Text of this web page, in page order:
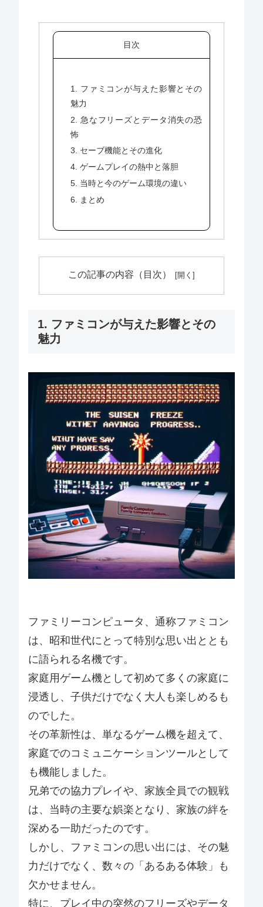
目次
1. ファミコンが与えた影響とその
魅力
2. 急なフリーズとデータ消失の恐
怖
3. セーブ機能とその進化
4. ゲームプレイの熱中と落胆
5. 当時と今のゲーム環境の違い
6. まとめ
この記事の内容（目次）
1. ファミコンが与えた影響とその
魅力
ファミリーコンピュータ、通称ファミコン
は、昭和世代にとって特別な思い出ととも
に語られる名機です。
家庭用ゲーム機として初めて多くの家庭に
浸透し、子供だけでなく大人も楽しめるも
のでした。
その革新性は、単なるゲーム機を超えて、
家庭でのコミュニケーションツールとして
も機能しました。
兄弟での協力プレイや、家族全員での観戦
は、当時の主要な娯楽となり、家族の絆を
深める一助だったのです。
しかし、ファミコンの思い出には、その魅
力だけでなく、数々の「あるある体験」も
欠かせません。
特に、プレイ中の突然のフリーズやデータ